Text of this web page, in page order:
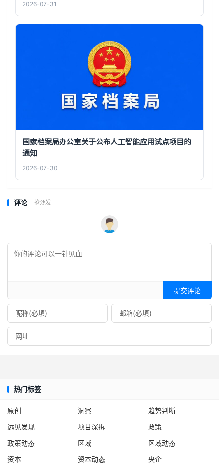
2026-07-31
国家档案局办公室关于公布人工智能应用试点项目的
通知
2026-07-30
评论 抢沙发
提交评论
热门标签
原创 洞察
趋势判断
远见发现
项目深拆
政策
政策动态
区域
区域动态
资本
资本动态 央企